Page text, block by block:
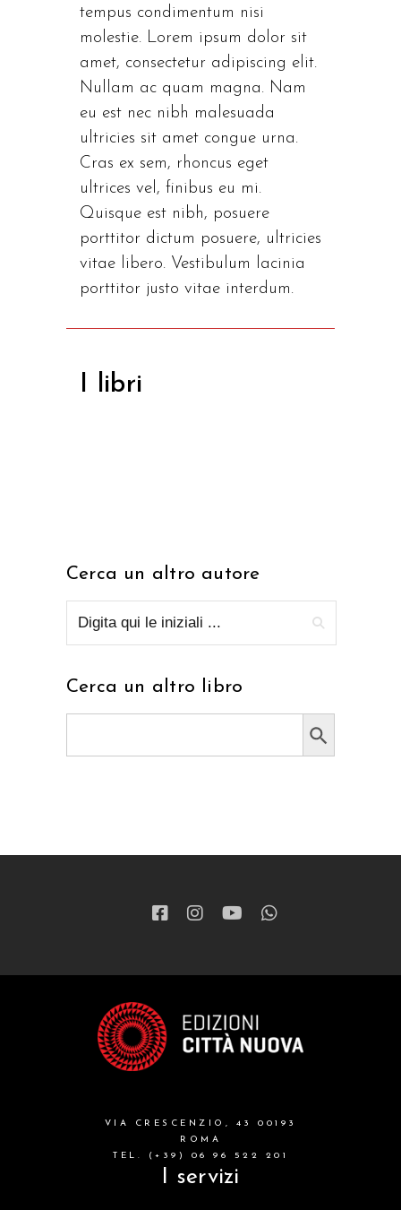
tempus condimentum nisi
molestie. Lorem ipsum dolor sit
amet, consectetur adipiscing elit.
Nullam ac quam magna. Nam
eu est nec nibh malesuada
ultricies sit amet congue urna.
Cras ex sem, rhoncus eget
ultrices vel, finibus eu mi.
Quisque est nibh, posuere
porttitor dictum posuere, ultricies
vitae libero. Vestibulum lacinia
porttitor justo vitae interdum.
I libri
Cerca un altro autore
Cerca un altro libro
Search Button
VIA CRESCENZIO, 43 00193
ROMA
TEL. (+39) 06 96 522 201
I servizi